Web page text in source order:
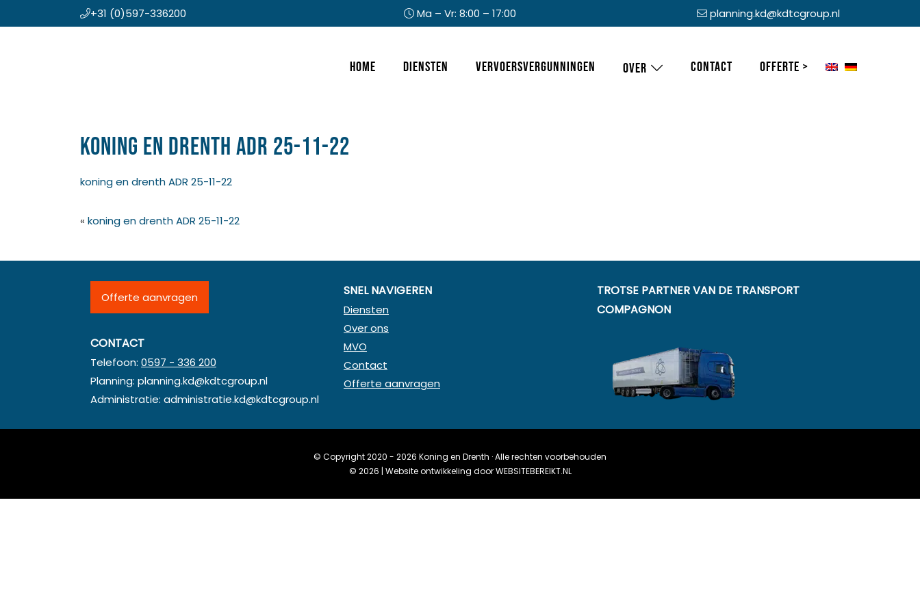
+31 (0)597-336200 Ma – Vr: 8:00 – 17:00
planning.kd@kdtcgroup.nl
Rechts
Home Diensten Vervoersvergunningen Over Contact Offerte >
koning en drenth ADR 25-11-22
koning en drenth ADR 25-11-22
« koning en drenth ADR 25-11-22
Offerte aanvragen
CONTACT
Telefoon: 0597 - 336 200
Planning: planning.kd@kdtcgroup.nl
Administratie: administratie.kd@kdtcgroup.nl
SNEL NAVIGEREN
Diensten
Over ons
MVO
Contact
Offerte aanvragen
TROTSE PARTNER VAN DE TRANSPORT
COMPAGNON
© Copyright 2020 - 2026 Koning en Drenth · Alle rechten voorbehouden
© 2026 | Website ontwikkeling doorWEBSITEBEREIKT.NL